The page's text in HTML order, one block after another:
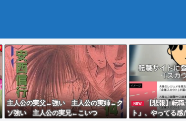
主人公の実父←強い 主人公の実姉←ク
ソ強い 主人公の実兄←こいつ
NEW
【悲報】転
ト」、やってる感